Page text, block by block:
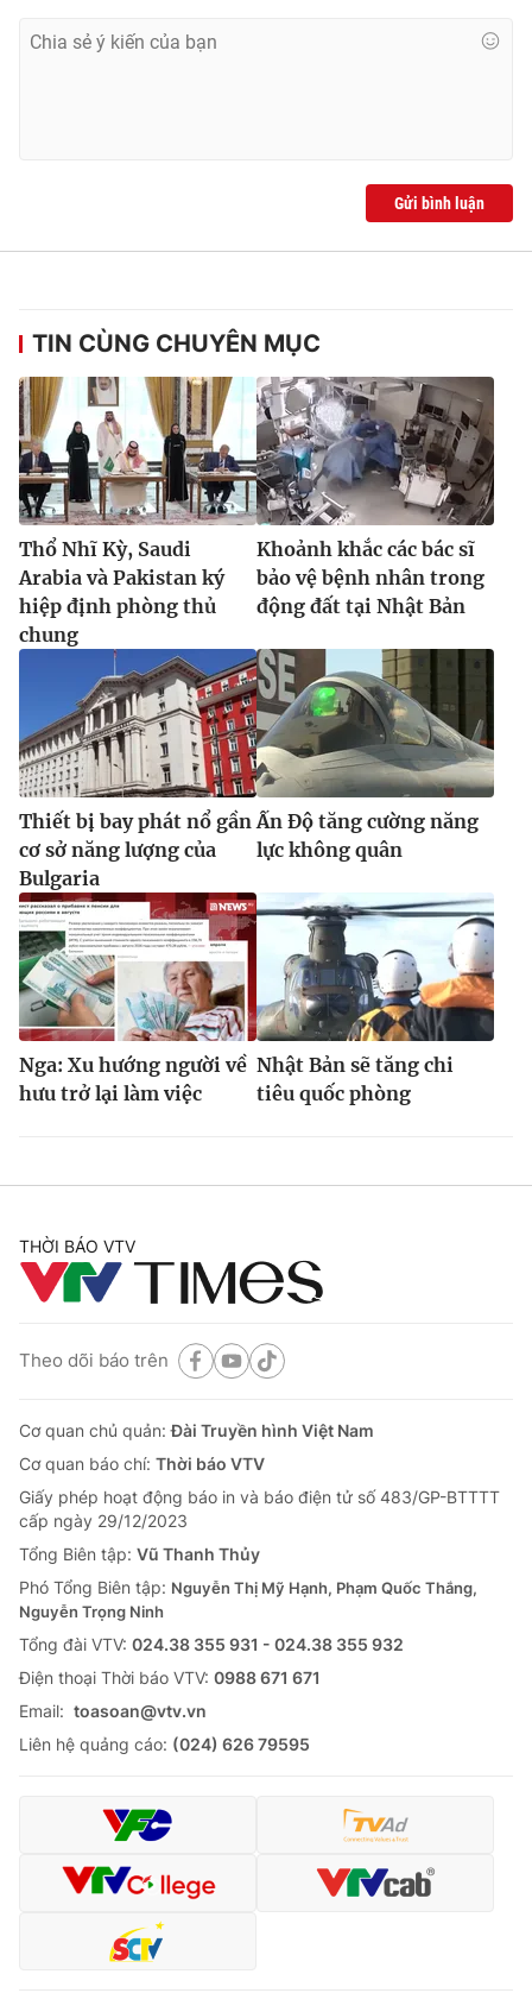
Gửi bình luận
TIN CÙNG CHUYÊN MỤC
Thổ Nhĩ Kỳ, Saudi
Arabia và Pakistan ký
hiệp định phòng thủ
chung
Khoảnh khắc các bác sĩ
bảo vệ bệnh nhân trong
động đất tại Nhật Bản
Thiết bị bay phát nổ gần
cơ sở năng lượng của
Bulgaria
Ấn Độ tăng cường năng
lực không quân
Nga: Xu hướng người về
hưu trở lại làm việc
Nhật Bản sẽ tăng chi
tiêu quốc phòng
THỜI BÁO VTV
Theo dõi báo trên
Cơ quan chủ quản:Đài Truyền hình Việt Nam
Cơ quan báo chí: Thời báo VTV
Giấy phép hoạt động báo in và báo điện tử số 483/GP-BTTTT
cấp ngày 29/12/2023
Tổng Biên tập: Vũ Thanh Thủy
Phó Tổng Biên tập: Nguyễn Thị Mỹ Hạnh, Phạm Quốc Thắng,
Nguyễn Trọng Ninh
Tổng đài VTV: 024.38 355 931 - 024.38 355 932
Ðiện thoại Thời báo VTV: 0988 671 671
Email: toasoan@vtv.vn
Liên hệ quảng cáo: (024) 626 79595